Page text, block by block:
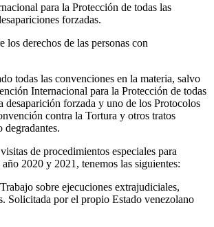
para la Protección de todas las
forzadas.
los derechos de las personas con
todas las convenciones en la materia, salvo
Internacional para la Protección de todas
desaparición forzada y uno de los Protocolos
contra la Tortura y otros tratos
degradantes.
de procedimientos especiales para
2020 y 2021, tenemos las siguientes:
sobre ejecuciones extrajudiciales,
Solicitada por el propio Estado venezolano